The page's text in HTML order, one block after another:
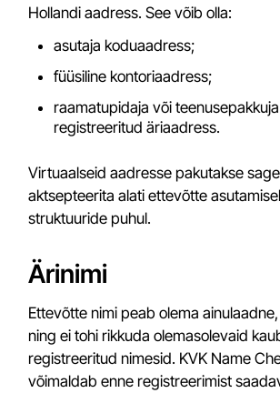
Hollandi aadress. See võib olla:
asutaja koduaadress;
füüsiline kontoriaadress;
raamatupidaja või
registreeritud äriaadress.
Virtuaalseid aadresse pakutakse
aktsepteerita alati ettevõtte
struktuuride puhul.
Ärinimi
Ettevõtte nimi peab olema
ning ei tohi rikkuda olemasolevaid
registreeritud nimesid. KVK Name
võimaldab enne registreerimist